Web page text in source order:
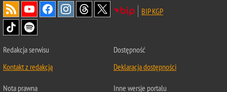
BIP KGP
Redakcja serwisu
Kontakt z redakcją
Dostępność
Deklaracja dostępności
Nota prawna Inne wersje portalu